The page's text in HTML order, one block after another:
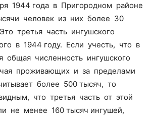
1944 года в Пригородном районе
человек из них более 30
третья часть ингушского
в 1944 году. Если учесть, что в
общая численность ингушского
проживающих и за пределами
более 500 тысяч, то
что третья часть от этой
не менее 160 тысяч ингушей,